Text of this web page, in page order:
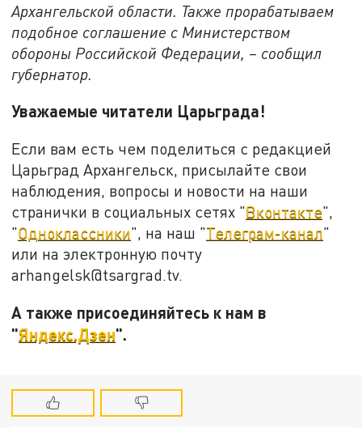
Архангельской области. Также прорабатываем
подобное соглашение с Министерством
обороны Российской Федерации, – сообщил
губернатор.
Уважаемые читатели Царьграда!
Если вам есть чем поделиться с редакцией
Царьград Архангельск, присылайте свои
наблюдения, вопросы и новости на наши
странички в социальных сетях "Вконтакте",
"Одноклассники", на наш "Телеграм-канал"
или на электронную почту
arhangelsk@tsargrad.tv.
А также присоединяйтесь к нам в
"Яндекс.Дзен".